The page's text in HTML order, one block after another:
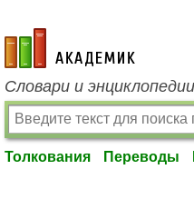
academic.ru
Словари и
Толкования Переводы